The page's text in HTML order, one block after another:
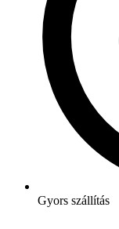
Gyors szállítás